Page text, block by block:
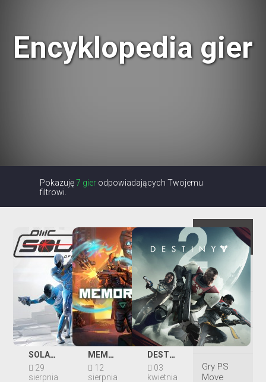
Encyklopedia gier
Pokazuję7 gier odpowiadających Twojemu
filtrowi.
SOLARIS: OFFWORLD COMBAT
29
sierpnia
MEMORY LOST
12
sierpnia
DESTINY 2
03
kwietnia
Wszystkie
gry
Gry na
dwóch
Gry dla
dzieci
Gry Kinect
Gry PS
Move